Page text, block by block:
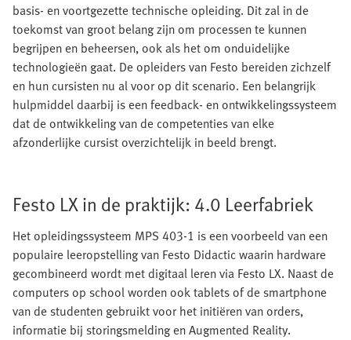
basis- en voortgezette technische opleiding. Dit zal in de
toekomst van groot belang zijn om processen te kunnen
begrijpen en beheersen, ook als het om onduidelijke
technologieën gaat. De opleiders van Festo bereiden zichzelf
en hun cursisten nu al voor op dit scenario. Een belangrijk
hulpmiddel daarbij is een feedback- en ontwikkelingssysteem
dat de ontwikkeling van de competenties van elke
afzonderlijke cursist overzichtelijk in beeld brengt.
Festo LX in de praktijk: 4.0 Leerfabriek
Het opleidingssysteem MPS 403-1 is een voorbeeld van een
populaire leeropstelling van Festo Didactic waarin hardware
gecombineerd wordt met digitaal leren via Festo LX. Naast de
computers op school worden ook tablets of de smartphone
van de studenten gebruikt voor het initiëren van orders,
informatie bij storingsmelding en Augmented Reality.